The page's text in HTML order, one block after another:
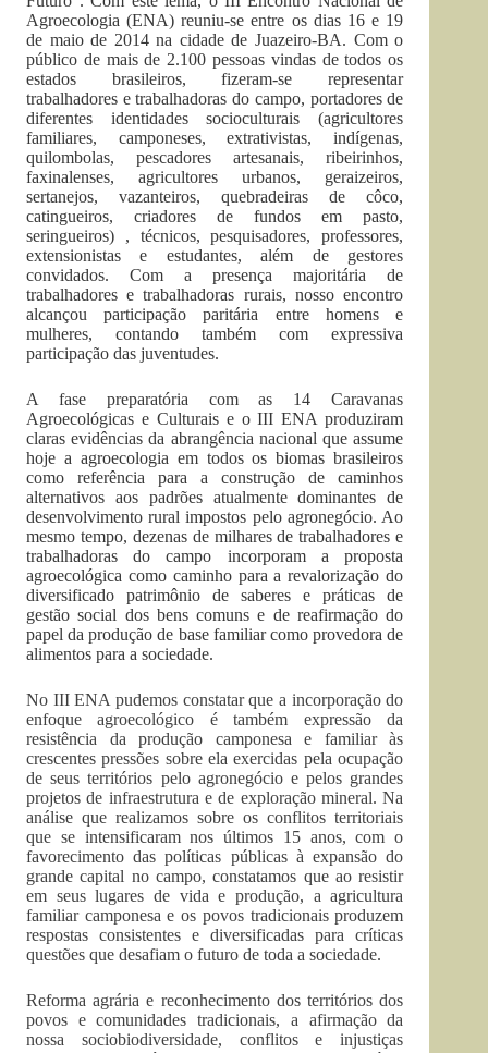
Agroecologia (ENA) reuniu-se entre os dias 16 e 19
de maio de 2014 na cidade de Juazeiro-BA. Com o
público de mais de 2.100 pessoas vindas de todos os
estados brasileiros, fizeram-se representar
trabalhadores e trabalhadoras do campo, portadores de
diferentes identidades socioculturais (agricultores
familiares, camponeses, extrativistas, indígenas,
quilombolas, pescadores artesanais, ribeirinhos,
faxinalenses, agricultores urbanos, geraizeiros,
sertanejos, vazanteiros, quebradeiras de côco,
catingueiros, criadores de fundos em pasto,
seringueiros) , técnicos, pesquisadores, professores,
extensionistas e estudantes, além de gestores
convidados. Com a presença majoritária de
trabalhadores e trabalhadoras rurais, nosso encontro
alcançou participação paritária entre homens e
mulheres, contando também com expressiva
participação das juventudes.
A fase preparatória com as 14 Caravanas
Agroecológicas e Culturais e o III ENA produziram
claras evidências da abrangência nacional que assume
hoje a agroecologia em todos os biomas brasileiros
como referência para a construção de caminhos
alternativos aos padrões atualmente dominantes de
desenvolvimento rural impostos pelo agronegócio. Ao
mesmo tempo, dezenas de milhares de trabalhadores e
trabalhadoras do campo incorporam a proposta
agroecológica como caminho para a revalorização do
diversificado patrimônio de saberes e práticas de
gestão social dos bens comuns e de reafirmação do
papel da produção de base familiar como provedora de
alimentos para a sociedade.
No III ENA pudemos constatar que a incorporação do
enfoque agroecológico é também expressão da
resistência da produção camponesa e familiar às
crescentes pressões sobre ela exercidas pela ocupação
de seus territórios pelo agronegócio e pelos grandes
projetos de infraestrutura e de exploração mineral. Na
análise que realizamos sobre os conflitos territoriais
que se intensificaram nos últimos 15 anos, com o
favorecimento das políticas públicas à expansão do
grande capital no campo, constatamos que ao resistir
em seus lugares de vida e produção, a agricultura
familiar camponesa e os povos tradicionais produzem
respostas consistentes e diversificadas para críticas
questões que desafiam o futuro de toda a sociedade.
Reforma agrária e reconhecimento dos territórios dos
povos e comunidades tradicionais, a afirmação da
nossa sociobiodiversidade, conflitos e injustiças